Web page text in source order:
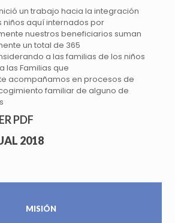
un trabajo hacia la integración
niños aquí internados por
nuestros beneficiarios suman
un total de 365
a las familias de los niños
las Familias que
acompañamos en procesos de
familiar de alguno de
PDF
2018
MISIÓN